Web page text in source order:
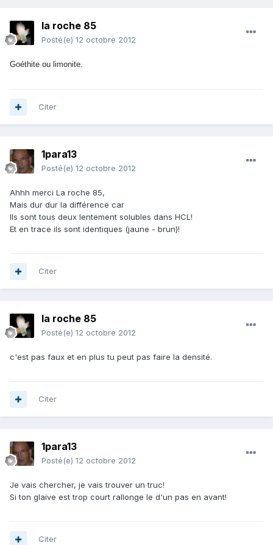
la roche 85
Posté(e) 12 octobre 2012
Goéthite ou limonite.
Citer
1para13
Posté(e) 12 octobre 2012
Ahhh merci La roche 85,
Mais dur dur la différence car
Ils sont tous deux lentement solubles dans HCL!
Et en trace ils sont identiques (jaune - brun)!
Citer
la roche 85
Posté(e) 12 octobre 2012
c'est pas faux et en plus tu peut pas faire la densité.
Citer
1para13
Posté(e) 12 octobre 2012
Je vais chercher, je vais trouver un truc!
Si ton glaive est trop court rallonge le d'un pas en avant!
Citer